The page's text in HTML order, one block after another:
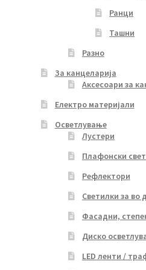
Ранци
Ташни
Разно
За канцеларија
Аксесоари за
Електро материјали
Осветлување
Лустери
Плафонски
Рефлектори
Светилки за во
Фасадни,
Диско
LED ленти /